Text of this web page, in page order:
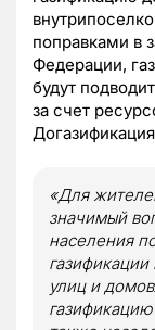
поправками в
Федерации,
будут
за счет
«Для
значимый
населения
улиц и